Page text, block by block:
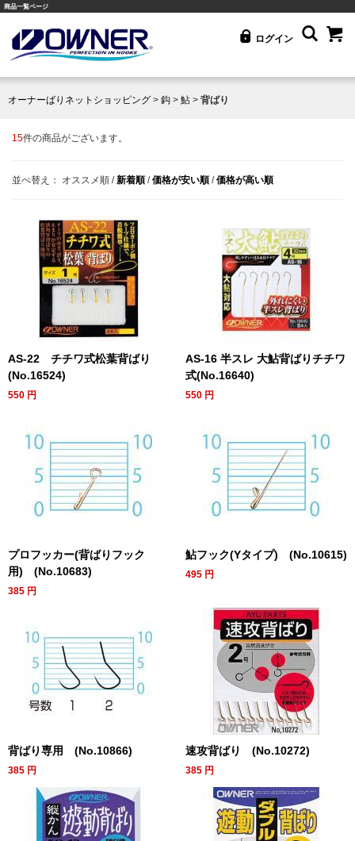
商品一覧ページ
ログイン
オーナーばりネットショッピング > 鈎 > 鮎 > 背ばり
15件の商品がございます。
並べ替え： オススメ順 /新着順 /価格が安い順 /価格が高い順
AS-22 チチワ式松葉背ばり
(No.16524)
550 円
AS-16 半スレ 大鮎背ばりチチワ
式(No.16640)
550 円
プロフッカー(背ばりフック
用) (No.10683)
385 円
鮎フック(Yタイプ) (No.10615)
495 円
背ばり専用 (No.10866)
385 円
速攻背ばり (No.10272)
385 円